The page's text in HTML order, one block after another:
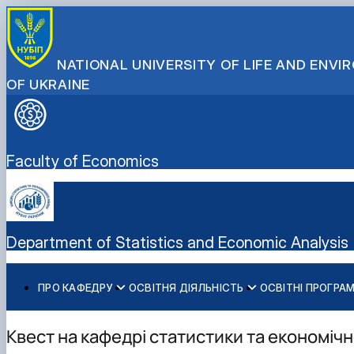
NATIONAL UNIVERSITY OF LIFE AND
OF UKRAINE
Faculty of Economics
Department of Statistics and Economic Analysis
ПРО КАФЕДРУ
Історія кафедри
Фундатор кафедри
Основні напрями роботи
ОСВІТНЯ ДІЯЛЬНІСТЬ
Робочі програми дисциплін
Вибіркові дисципліни
Інформація для магістрів
ОСВІТНІ
ОС «Бакалавр» ОП «Бізнес-аналіз і облік»
ОС PhD ОП «Облік і оподаткування»
Тематика наукових робіт кафедри
Науковий гурток "Бізнес аналітика"
Науковий гурток “Цифрова статистика”
Квест на кафедрі статистики та